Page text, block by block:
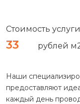
Стоимость
33 рублей
Наши
предоставляют
каждый день